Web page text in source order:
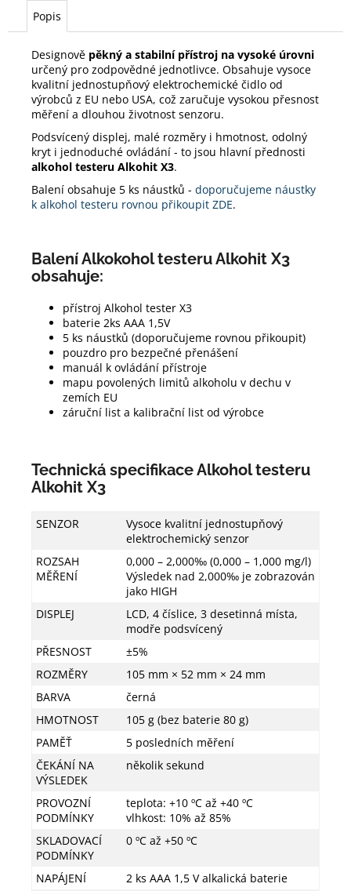
Popis
Designově pěkný a stabilní přístroj na vysoké úrovni
určený pro zodpovědné jednotlivce. Obsahuje vysoce
kvalitní jednostupňový elektrochemické čidlo od
výrobců z EU nebo USA, což zaručuje vysokou přesnost
měření a dlouhou životnost senzoru.
Podsvícený displej, malé rozměry i hmotnost, odolný
kryt i jednoduché ovládání - to jsou hlavní přednosti
alkohol testeru Alkohit X3.
Balení obsahuje 5 ks náustků - doporučujeme náustky
k alkohol testeru rovnou přikoupit ZDE.
Balení Alkokohol testeru Alkohit X3
obsahuje:
přístroj Alkohol tester X3
baterie 2ks AAA 1,5V
5 ks náustků (doporučujeme rovnou přikoupit)
pouzdro pro bezpečné přenášení
manuál k ovládání přístroje
mapu povolených limitů alkoholu v dechu v
zemích EU
záruční list a kalibrační list od výrobce
Technická specifikace Alkohol testeru
Alkohit X3
SENZOR
Vysoce kvalitní jednostupňový
elektrochemický senzor
ROZSAH
MĚŘENÍ
0,000 – 2,000‰ (0,000 – 1,000 mg/l)
Výsledek nad 2,000‰ je zobrazován
jako HIGH
DISPLEJ
LCD, 4 číslice, 3 desetinná místa,
modře podsvícený
PŘESNOST
±5%
ROZMĚRY
105 mm × 52 mm × 24 mm
BARVA
černá
HMOTNOST
105 g (bez baterie 80 g)
PAMĚŤ
5 posledních měření
ČEKÁNÍ NA
VÝSLEDEK
několik sekund
PROVOZNÍ
PODMÍNKY
teplota: +10 ºC až +40 ºC
vlhkost: 10% až 85%
SKLADOVACÍ
PODMÍNKY
0 ºC až +50 ºC
NAPÁJENÍ
2 ks AAA 1,5 V alkalická baterie